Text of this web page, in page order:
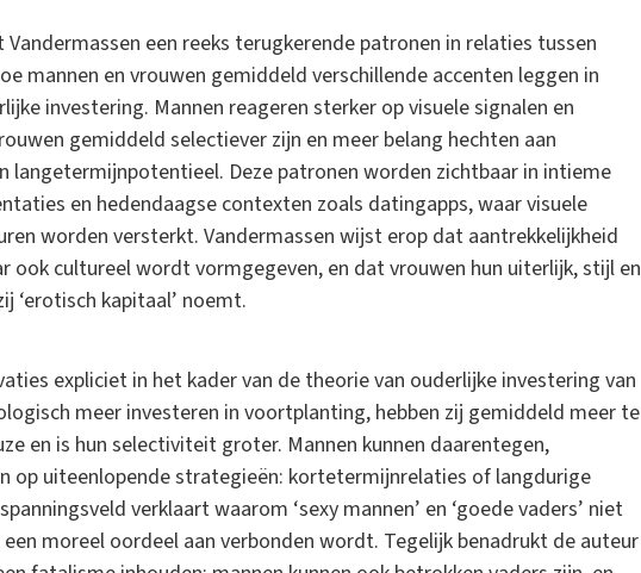
een reeks terugkerende patronen in relaties tussen
mannen en vrouwen gemiddeld verschillende accenten leggen in
investering. Mannen reageren sterker op visuele signalen en
gemiddeld selectiever zijn en meer belang hechten aan
langetermijnpotentieel. Deze patronen worden zichtbaar in intieme
en hedendaagse contexten zoals datingapps, waar visuele
worden versterkt. Vandermassen wijst erop dat aantrekkelijkheid
cultureel wordt vormgegeven, en dat vrouwen hun uiterlijk, stijl en
‘erotisch kapitaal’ noemt.
expliciet in het kader van de theorie van ouderlijke investering van
meer investeren in voortplanting, hebben zij gemiddeld meer te
en is hun selectiviteit groter. Mannen kunnen daarentegen,
op uiteenlopende strategieën: kortetermijnrelaties of langdurige
verklaart waarom ‘sexy mannen’ en ‘goede vaders’ niet
moreel oordeel aan verbonden wordt. Tegelijk benadrukt de auteur